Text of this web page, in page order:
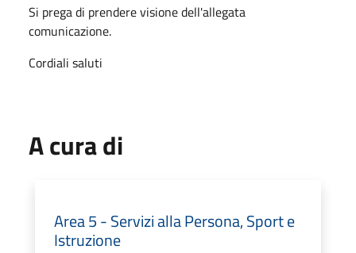
Si prega di prendere visione dell'allegata
comunicazione.
Cordiali saluti
A cura di
Area 5 - Servizi alla Persona, Sport e
Istruzione